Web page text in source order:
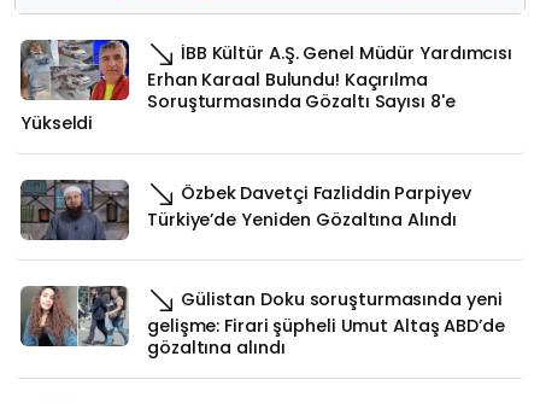
İBB Kültür A.Ş. Genel Müdür Yardımcısı
Erhan Karaal Bulundu! Kaçırılma
Soruşturmasında Gözaltı Sayısı 8'e
Yükseldi
Özbek Davetçi Fazliddin Parpiyev
Türkiye’de Yeniden Gözaltına Alındı
Gülistan Doku soruşturmasında yeni
gelişme: Firari şüpheli Umut Altaş ABD’de
gözaltına alındı